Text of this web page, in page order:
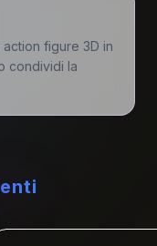
figure 3D in
condividi la